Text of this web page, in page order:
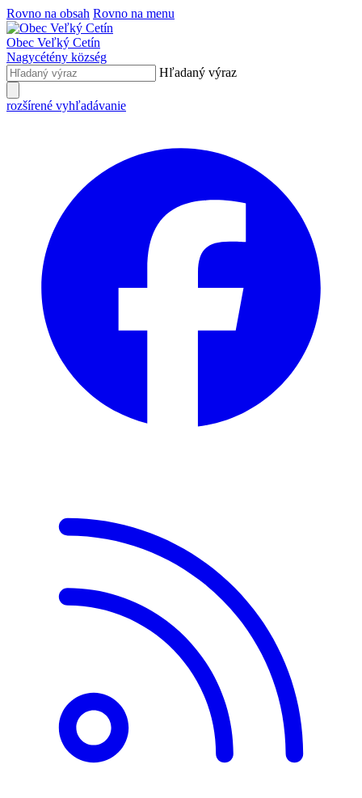
Rovno na obsah Rovno na menu
Obec Veľký Cetín
Nagycétény község
Hľadaný výraz
rozšírené vyhľadávanie